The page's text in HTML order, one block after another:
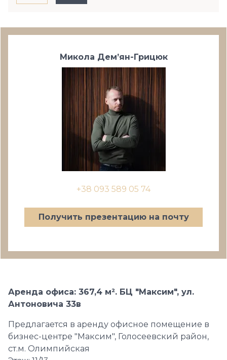
Микола Дем’ян-Грицюк
+38 093 589 05 74
Получить презентацию на почту
Аренда офиса: 367,4 м². БЦ "Максим", ул.
Антоновича 33в
Предлагается в аренду офисное помещение в
бизнес-центре "Максим", Голосеевский район,
ст.м. Олимпийская